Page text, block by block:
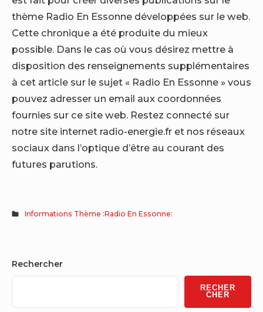
thème Radio En Essonne développées sur le web.
Cette chronique a été produite du mieux
possible. Dans le cas où vous désirez mettre à
disposition des renseignements supplémentaires
à cet article sur le sujet « Radio En Essonne » vous
pouvez adresser un email aux coordonnées
fournies sur ce site web. Restez connecté sur
notre site internet radio-energie.fr et nos réseaux
sociaux dans l’optique d’être au courant des
futures parutions.
Informations Thème :Radio En Essonne:
Sidebar
Widget
Area
Rechercher
RECHER
CHER